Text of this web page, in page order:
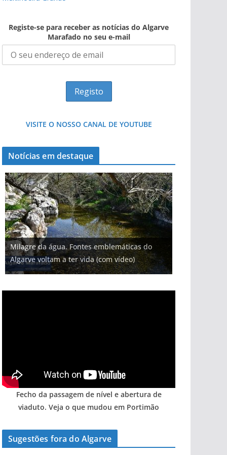
Registe-se para receber as notícias do Algarve
Marafado no seu e-mail
VISITE O NOSSO CANAL DE YOUTUBE
Notícias em destaque
Milagre da água. Fontes emblemáticas do
Algarve voltam a ter vida (com vídeo)
Fecho da passagem de nível e abertura de
viaduto. Veja o que mudou em Portimão
Sugestões fora do Algarve